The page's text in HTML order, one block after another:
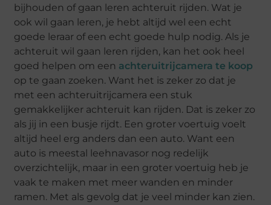
bijhouden of gaan leren achteruit rijden. Wat je
ook wil gaan leren, je hebt altijd wel een echt
goede leraar of een echt goede hulp nodig. Als je
achteruit wil gaan leren rijden, kan het ook heel
goed helpen om een achteruitrijcamera te koop
op te gaan zoeken. Want het is zeker zo dat je
met een achteruitrijcamera een stuk
gemakkelijker achteruit kan rijden. Dat is zeker zo
als jij in een busje rijdt. Een groter voertuig voelt
altijd heel erg anders dan een auto. Want een
auto is meestal leehnavasor nog redelijk
overzichtelijk, maar in een groter voertuig heb je
vaak te maken met meer wanden en minder
ramen. Met als gevolg dat je veel minder kan zien.